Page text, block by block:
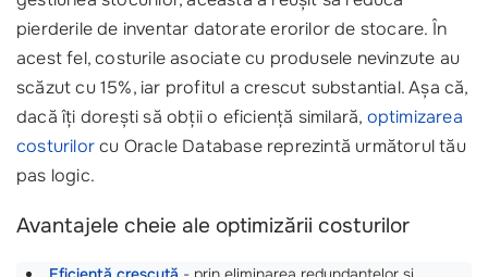
pierderile de inventar datorate erorilor de stocare. În
acest fel, costurile asociate cu produsele nevinzute au
scăzut cu 15%, iar profitul a crescut substantial. Așa că,
dacă îți dorești să obții o eficiență similară, optimizarea
costurilorcu Oracle Database reprezintă următorul tău
pas logic.
Avantajele cheie ale optimizării costurilor